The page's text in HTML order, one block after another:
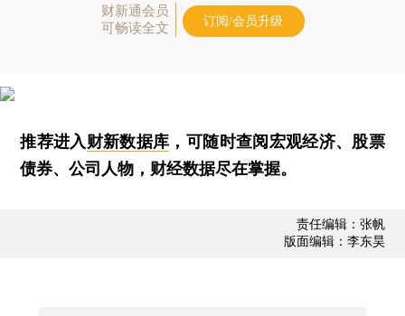
财新通会员
可畅读全文
订阅/会员升级
推荐进入财新数据库 ，可随时查阅宏观经济、股票
债券、公司人物，财经数据尽在掌握。
责任编辑：张帆
版面编辑：李东昊